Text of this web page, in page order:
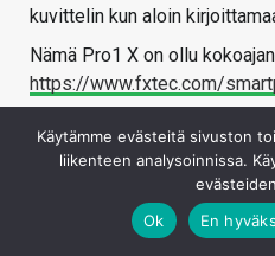
kuvittelin kun aloin
Nämä Pro1 X on ollu
https://www.fxtec.com/
Käytämme evästeitä sivuston
liikenteen analysoinnissa.
Ok
En